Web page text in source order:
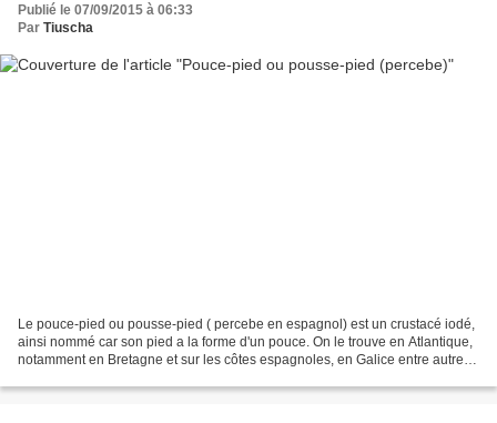
Publié le 07/09/2015 à 06:33
Par Tiuscha
Le pouce-pied ou pousse-pied ( percebe en espagnol) est un crustacé iodé,
ainsi nommé car son pied a la forme d'un pouce. On le trouve en Atlantique,
notamment en Bretagne et sur les côtes espagnoles, en Galice entre autres